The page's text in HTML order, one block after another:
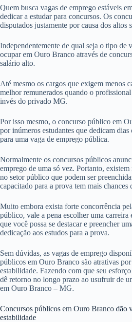
Quem busca vagas de emprego estáveis
dedicar a estudar para concursos. Os
disputados justamente por causa dos altos
Independentemente de qual seja o tipo de
ocupar em Ouro Branco através de
salário alto.
Até mesmo os cargos que exigem menos
melhor remunerados quando o
invés do privado MG.
Por isso mesmo, o concurso público em
por inúmeros estudantes que dedicam dias
para uma vaga de emprego pública.
Normalmente os concursos públicos
emprego de uma só vez. Portanto,
no setor público que podem ser
capacitado para a prova tem mais chances
Muito embora exista forte concorrência
público, vale a pena escolher uma carreira
que você possa se destacar e preencher
dedicação aos estudos para a prova.
Sem dúvidas, as vagas de emprego
públicos em Ouro Branco são atrativas por
estabilidade. Fazendo com que seu
dê retorno no longo prazo ao usufruir de
em Ouro Branco – MG.
Concursos públicos em Ouro Branco dão
estabilidade